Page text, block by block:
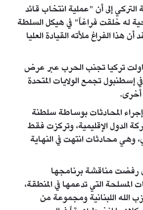
إلى أن "عملية انتخاب قائد
له خلقت فراغاً" في هيكل السلطة
هذا الفراغ ملأته القيادة العليا
حاولت تركيا تجنب الحرب عبر عرض
تجمع الولايات المتحدة
أخرى.
المحادثات بوساطة سلطنة
الدول الإقليمية، وتركزت فقط
وهي محادثات انتهت في النهاية
رفضت مناقشة برنامجها
التي تدعمها في المنطقة،
الله اللبنانية ومجموعة من